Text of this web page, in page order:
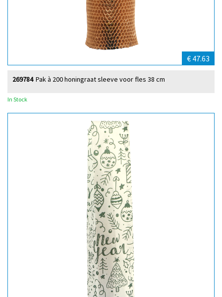
€ 47.63
Pak à 200 honingraat sleeve voor fles 38 cm
269784
In Stock